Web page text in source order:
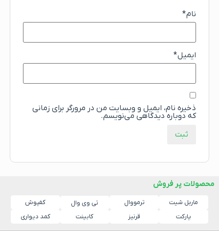
نام*
ایمیل*
ذخیره نام، ایمیل و وبسایت من در مرورگر برای زمانی
که دوباره دیدگاهی می‌نویسم.
محصولات پر فروش
ماربل شیت ترمووال تی وی وال
کفپوش
پارکت
قرنیز کابینت کمد دیواری